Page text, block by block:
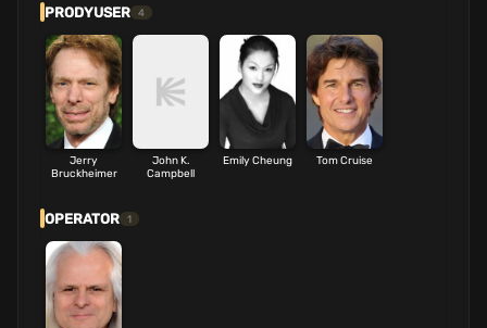
PRODYUSER 4
Jerry
Bruckheimer
John K.
Campbell
Emily Cheung Tom Cruise
OPERATOR 1